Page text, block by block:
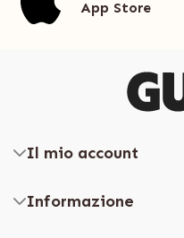
App Store
Il mio account
Informazione